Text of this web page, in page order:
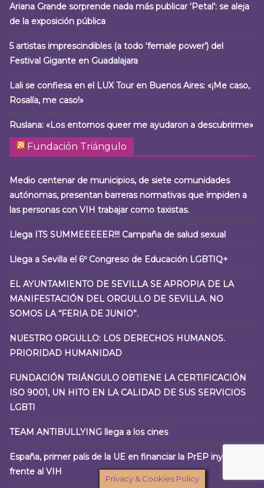
Ariana Grande sorprende nada más publicar ‘Petal’: se aleja
de la exposición pública
5 artistas imprescindibles (a todo ‘female power’) del
Festival Gigante en Guadalajara
Lali se confiesa en el LUX Tour en Buenos Aires: «¡Me caso,
Rosalía, me caso!»
Ruslana: «Los entornos queer me ayudaron a descubrirme»
Fundación Triángulo
Medio centenar de municipios, de siete comunidades
autónomas, presentan barreras normativas que impiden a
las personas con VIH trabajar como taxistas.
Llega ITS SUMMEEEEER!!! Campaña de salud sexual
Llega a Sevilla el 6º Congreso de Educación LGBTIQ+
EL AYUNTAMIENTO DE SEVILLA SE APROPIA DE LA
MANIFESTACIÓN DEL ORGULLO DE SEVILLA. NO
SOMOS LA “FERIA DE JUNIO”.
NUESTRO ORGULLO: LOS DERECHOS HUMANOS.
PRIORIDAD HUMANIDAD
FUNDACIÓN TRIÁNGULO OBTIENE LA CERTIFICACIÓN
ISO 9001, UN HITO EN LA CALIDAD DE SUS SERVICIOS
LGBTI
TEAM ANTIBULLYING llega a los cines
España, primer país de la UE en financiar la PrEP inyectable
frente al VIH
Privacy & Cookies Policy